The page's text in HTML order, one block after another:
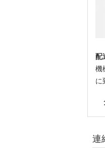
配
機
に
連